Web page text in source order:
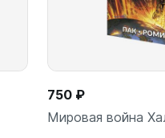
750 ₽
Мировая война